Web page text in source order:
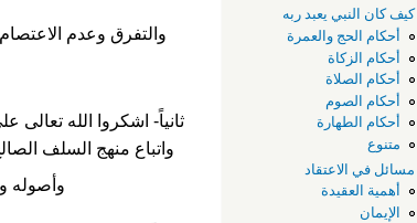
كيف كان النبي يعبد ربه
أحكام الحج والعمرة
أحكام الزكاة
أحكام الصلاة
أحكام الصوم
أحكام الطهارة
متنوع
مسائل في الاعتقاد
أهمية العقيدة
الإيمان
والتفرق وعدم
ثانياً- اشكروا الله
واتباع منهج السلف
وأصوله